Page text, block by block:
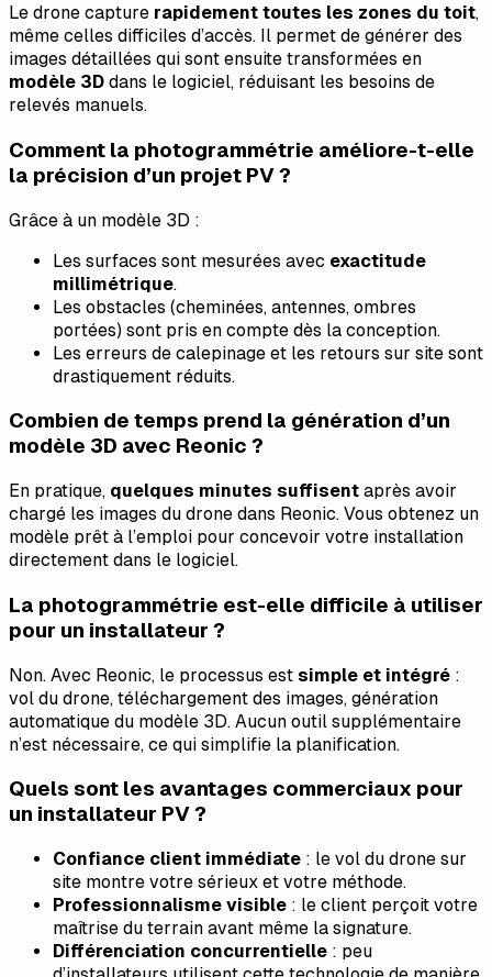
Le drone capture rapidement toutes les zones du toit,
même celles difficiles d’accès. Il permet de générer des
images détaillées qui sont ensuite transformées en
modèle 3D dans le logiciel, réduisant les besoins de
relevés manuels.
Comment la photogrammétrie améliore-t-elle
la précision d’un projet PV ?
Grâce à un modèle 3D :
Les surfaces sont mesurées avec exactitude
millimétrique.
Les obstacles (cheminées, antennes, ombres
portées) sont pris en compte dès la conception.
Les erreurs de calepinage et les retours sur site sont
drastiquement réduits.
Combien de temps prend la génération d’un
modèle 3D avec Reonic ?
En pratique, quelques minutes suffisent après avoir
chargé les images du drone dans Reonic. Vous obtenez un
modèle prêt à l’emploi pour concevoir votre installation
directement dans le logiciel.
La photogrammétrie est-elle difficile à utiliser
pour un installateur ?
Non. Avec Reonic, le processus est simple et intégré :
vol du drone, téléchargement des images, génération
automatique du modèle 3D. Aucun outil supplémentaire
n’est nécessaire, ce qui simplifie la planification.
Quels sont les avantages commerciaux pour
un installateur PV ?
Confiance client immédiate : le vol du drone sur
site montre votre sérieux et votre méthode.
Professionnalisme visible : le client perçoit votre
maîtrise du terrain avant même la signature.
Différenciation concurrentielle : peu